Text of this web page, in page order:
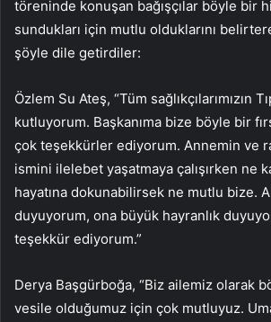
töreninde konuşan bağışçılar böyle bir
sundukları için mutlu olduklarını
şöyle dile getirdiler:
Özlem Su Ateş, “Tüm sağlıkçılarımızın
kutluyorum. Başkanıma bize böyle bir
çok teşekkürler ediyorum. Annemin ve
ismini ilelebet yaşatmaya çalışırken ne
hayatına dokunabilirsek ne mutlu bize.
duyuyorum, ona büyük hayranlık
teşekkür ediyorum.”
Derya Başgürboğa, “Biz ailemiz olarak
vesile olduğumuz için çok mutluyuz.